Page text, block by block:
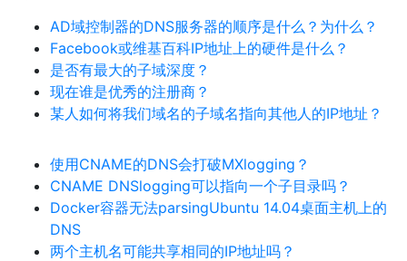
AD域控制器的DNS服务器的顺序是什么？为什么？
Facebook或维基百科IP地址上的硬件是什么？
是否有最大的子域深度？
现在谁是优秀的注册商？
某人如何将我们域名的子域名指向其他人的IP地址？
使用CNAME的DNS会打破MXlogging？
CNAME DNSlogging可以指向一个子目录吗？
Docker容器无法parsingUbuntu 14.04桌面主机上的
DNS
两个主机名可能共享相同的IP地址吗？